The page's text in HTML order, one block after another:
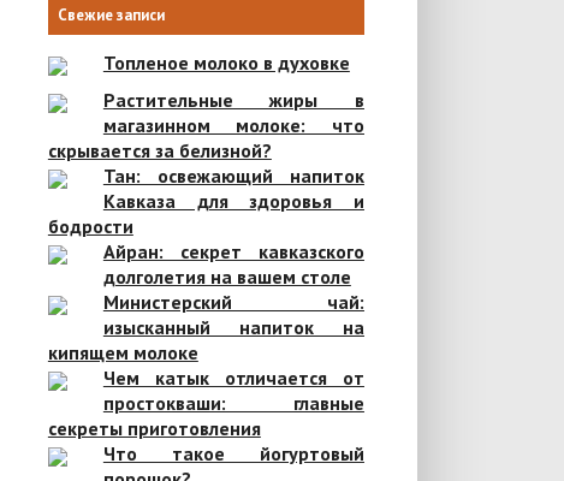
Свежие записи
Топленое молоко в духовке
Растительные жиры в
магазинном молоке: что
скрывается за белизной?
Тан: освежающий напиток
Кавказа для здоровья и
бодрости
Айран: секрет кавказского
долголетия на вашем столе
Министерский чай:
изысканный напиток на
кипящем молоке
Чем катык отличается от
простокваши: главные
секреты приготовления
Что такое йогуртовый